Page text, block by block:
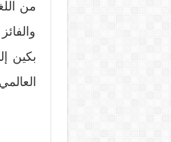
من
بكين
العالمي،